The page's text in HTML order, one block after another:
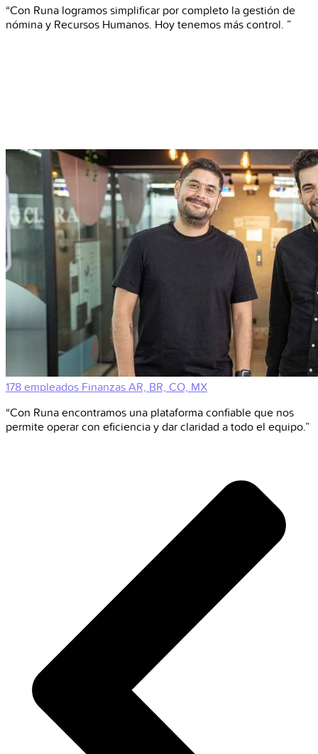
“Con Runa logramos simplificar por completo la gestión de
nómina y Recursos Humanos. Hoy tenemos más control. ”
178 empleados Finanzas AR, BR, CO, MX
“Con Runa encontramos una plataforma confiable que nos
permite operar con eficiencia y dar claridad a todo el equipo.”